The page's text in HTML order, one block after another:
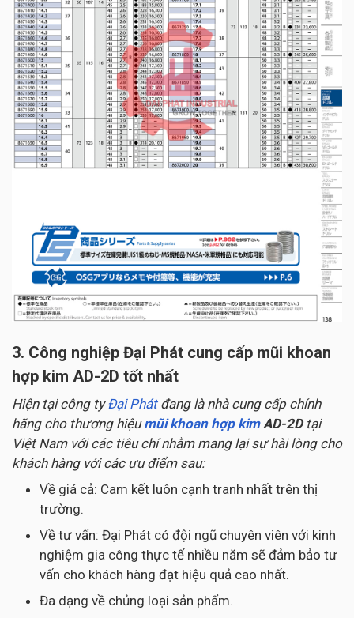
3. Công nghiệp Đại Phát cung cấp mũi khoan
hợp kim AD-2D tốt nhất
Hiện tại công tyĐại Phátđang là nhà cung cấp chính
hãng cho thương hiệu mũi khoan hợp kimAD-2D tại
Việt Nam với các tiêu chí nhằm mang lại sự hài lòng cho
khách hàng với các ưu điểm sau:
Về giá cả: Cam kết luôn cạnh tranh nhất trên thị
trường.
Về tư vấn: Đại Phát có đội ngũ chuyên viên với kinh
nghiệm gia công thực tế nhiều năm sẽ đảm bảo tư
vấn cho khách hàng đạt hiệu quả cao nhất.
Đa dạng về chủng loại sản phẩm.